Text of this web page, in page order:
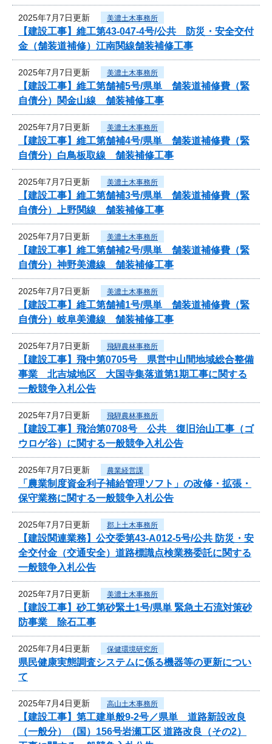
2025年7月7日更新 美濃土木事務所
【建設工事】維工第43-047-4号/公共 防災・安全交付
金（舗装道補修）江南関線舗装補修工事
2025年7月7日更新 美濃土木事務所
【建設工事】維工第舗補5号/県単 舗装道補修費（緊
自債分）関金山線 舗装補修工事
2025年7月7日更新 美濃土木事務所
【建設工事】維工第舗補4号/県単 舗装道補修費（緊
自債分）白鳥板取線 舗装補修工事
2025年7月7日更新 美濃土木事務所
【建設工事】維工第舗補3号/県単 舗装道補修費（緊
自債分）上野関線 舗装補修工事
2025年7月7日更新 美濃土木事務所
【建設工事】維工第舗補2号/県単 舗装道補修費（緊
自債分）神野美濃線 舗装補修工事
2025年7月7日更新 美濃土木事務所
【建設工事】維工第舗補1号/県単 舗装道補修費（緊
自債分）岐阜美濃線 舗装補修工事
2025年7月7日更新 飛騨農林事務所
【建設工事】飛中第0705号 県営中山間地域総合整備
事業 北吉城地区 大国寺集落道第1期工事に関する
一般競争入札公告
2025年7月7日更新 飛騨農林事務所
【建設工事】飛治第0708号 公共 復旧治山工事（ゴ
ウロゲ谷）に関する一般競争入札公告
2025年7月7日更新 農業経営課
「農業制度資金利子補給管理ソフト」の改修・拡張・
保守業務に関する一般競争入札公告
2025年7月7日更新 郡上土木事務所
【建設関連業務】公交委第43-A012-5号/公共 防災・安
全交付金（交通安全）道路標識点検業務委託に関する
一般競争入札公告
2025年7月7日更新 美濃土木事務所
【建設工事】砂工第砂緊土1号/県単 緊急土石流対策砂
防事業 除石工事
2025年7月4日更新 保健環境研究所
県民健康実態調査システムに係る機器等の更新につい
て
2025年7月4日更新 高山土木事務所
【建設工事】第工建単般9-2号／県単 道路新設改良
（一般分）（国）156号岩瀬工区 道路改良（その2）